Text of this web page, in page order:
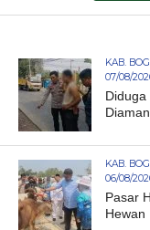
KAB.
07/08/
Diduga
KAB.
06/08/
Pasar
Hewan